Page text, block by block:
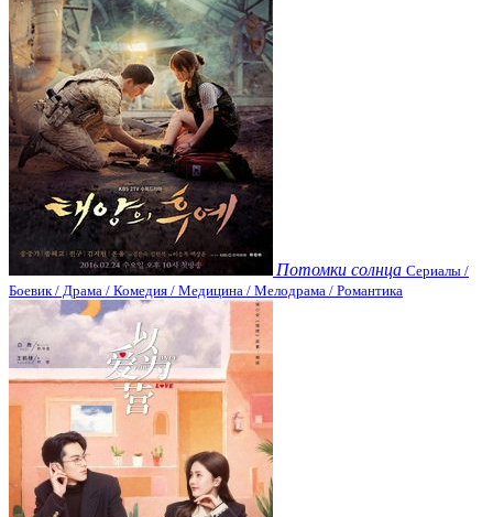
Потомки солнца Сериалы /
Боевик / Драма / Комедия / Медицина / Мелодрама / Романтика